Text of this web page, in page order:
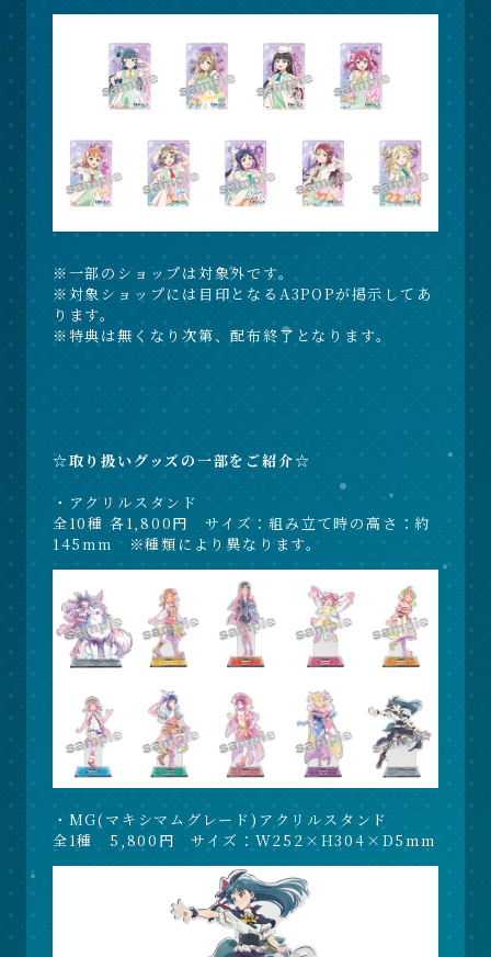
※一部のショップは対象外です。
※対象ショップには目印となるA3POPが掲示してあ
ります。
※特典は無くなり次第、配布終了となります。
☆取り扱いグッズの一部をご紹介☆
・アクリルスタンド
全10種 各1,800円 サイズ：組み立て時の高さ：約
145mm ※種類により異なります。
・MG(マキシマムグレード)アクリルスタンド
全1種 5,800円 サイズ：W252×H304×D5mm